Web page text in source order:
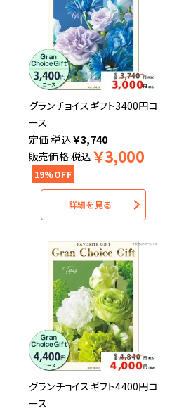
グランチョイスギフト3400円コ
ース
税込￥3,740
販売価格税込 ￥3,000
19%OFF
詳細を見る
グランチョイスギフト4400円コ
ース